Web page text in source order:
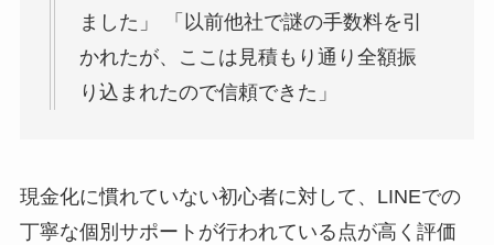
ました」 「以前他社で謎の手数料を引
かれたが、ここは見積もり通り全額振
り込まれたので信頼できた」
現金化に慣れていない初心者に対して、LINEでの
丁寧な個別サポートが行われている点が高く評価